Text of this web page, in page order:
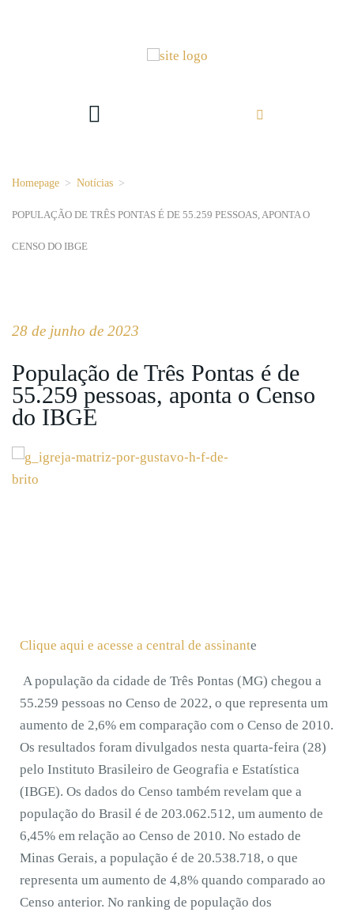
Homepage > Notícias >
POPULAÇÃO DE TRÊS PONTAS É DE 55.259 PESSOAS, APONTA O
CENSO DO IBGE
28 de junho de 2023
População de Três Pontas é de
55.259 pessoas, aponta o Censo
do IBGE
Clique aqui e acesse a central de assinante
A população da cidade de Três Pontas (MG) chegou a
55.259 pessoas no Censo de 2022, o que representa um
aumento de 2,6% em comparação com o Censo de 2010.
Os resultados foram divulgados nesta quarta-feira (28)
pelo Instituto Brasileiro de Geografia e Estatística
(IBGE). Os dados do Censo também revelam que a
população do Brasil é de 203.062.512, um aumento de
6,45% em relação ao Censo de 2010. No estado de
Minas Gerais, a população é de 20.538.718, o que
representa um aumento de 4,8% quando comparado ao
Censo anterior. No ranking de população dos